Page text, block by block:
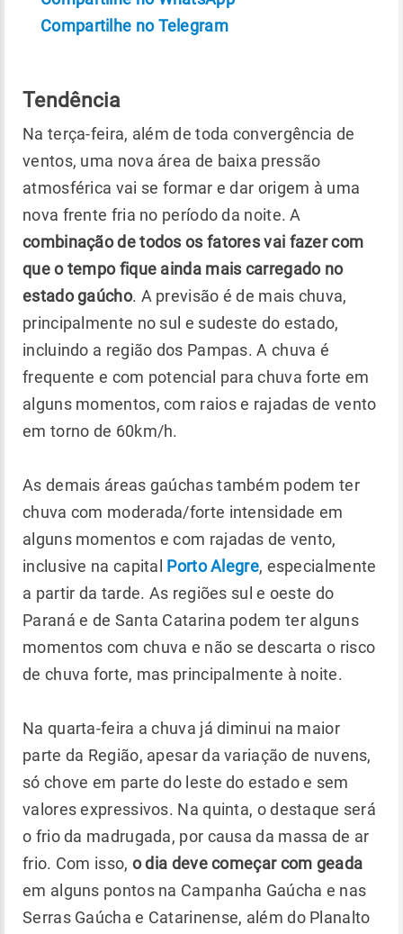
Compartilhe no Telegram
Tendência
Na terça-feira, além de toda convergência de
ventos, uma nova área de baixa pressão
atmosférica vai se formar e dar origem à uma
nova frente fria no período da noite. A
combinação de todos os fatores vai fazer com
que o tempo fique ainda mais carregado no
estado gaúcho. A previsão é de mais chuva,
principalmente no sul e sudeste do estado,
incluindo a região dos Pampas. A chuva é
frequente e com potencial para chuva forte em
alguns momentos, com raios e rajadas de vento
em torno de 60km/h.
As demais áreas gaúchas também podem ter
chuva com moderada/forte intensidade em
alguns momentos e com rajadas de vento,
inclusive na capital Porto Alegre, especialmente
a partir da tarde. As regiões sul e oeste do
Paraná e de Santa Catarina podem ter alguns
momentos com chuva e não se descarta o risco
de chuva forte, mas principalmente à noite.
Na quarta-feira a chuva já diminui na maior
parte da Região, apesar da variação de nuvens,
só chove em parte do leste do estado e sem
valores expressivos. Na quinta, o destaque será
o frio da madrugada, por causa da massa de ar
frio. Com isso, o dia deve começar com geada
em alguns pontos na Campanha Gaúcha e nas
Serras Gaúcha e Catarinense, além do Planalto